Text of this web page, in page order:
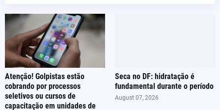
Atenção! Golpistas estão
cobrando por processos
seletivos ou cursos de
capacitação em unidades de
Seca no DF: hidratação é
fundamental durante o período
August 07, 2026